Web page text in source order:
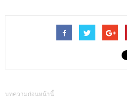
บทความก่อนหน้านี้